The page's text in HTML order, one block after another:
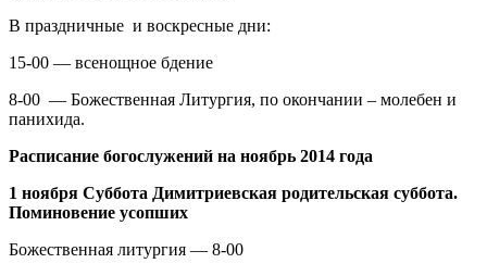
В праздничные и воскресные дни:
15-00 — всенощное бдение
8-00 — Божественная Литургия, по окончании – молебен и
панихида.
Расписание богослужений на ноябрь 2014 года
1 ноября Суббота Димитриевская родительская суббота.
Поминовение усопших
Божественная литургия — 8-00